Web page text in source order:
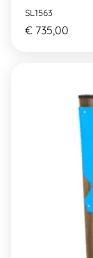
SL1563
€ 735,00